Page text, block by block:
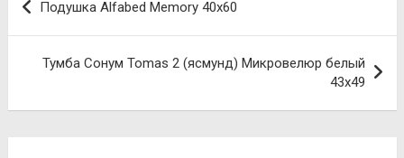
по
записям
Подушка Alfabed Memory 40х60
Тумба Сонум Tomas 2 (ясмунд) Микровелюр белый
43х49